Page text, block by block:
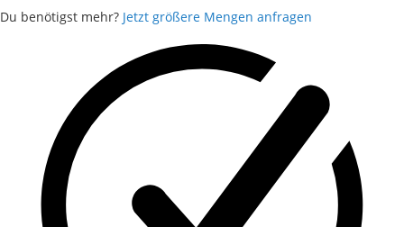
Du benötigst mehr? Jetzt größere Mengen anfragen